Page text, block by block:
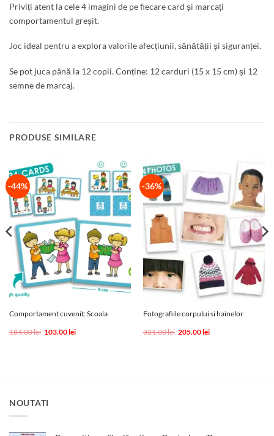
Priviți atent la cele 4 imagini de pe fiecare card și marcați
comportamentul greșit.
Joc ideal pentru a explora valorile afecțiunii, sănătății și siguranței.
Se pot juca până la 12 copii. Conține: 12 carduri (15 x 15 cm) și 12
semne de marcaj.
PRODUSE SIMILARE
-44%
Comportament cuvenit: Scoala
184.00lei Prețul
103.00leiPrețul
-36%
Fotografiile corpului si hainelor
321.00lei Prețul
205.00leiPrețul
NOUTATI